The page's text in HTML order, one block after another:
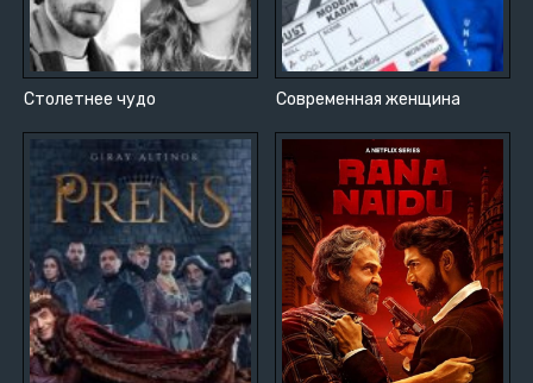
Столетнее чудо Современная женщина